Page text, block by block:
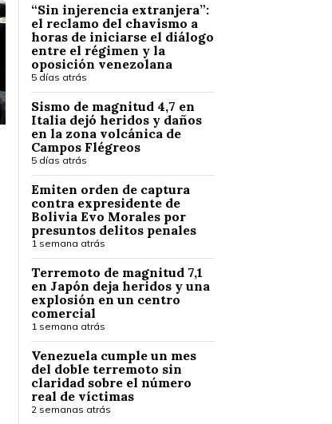
“Sin injerencia extranjera”:
el reclamo del chavismo a
horas de iniciarse el diálogo
entre el régimen y la
oposición venezolana
5 días atrás
Sismo de magnitud 4,7 en
Italia dejó heridos y daños
en la zona volcánica de
Campos Flégreos
5 días atrás
Emiten orden de captura
contra expresidente de
Bolivia Evo Morales por
presuntos delitos penales
1 semana atrás
Terremoto de magnitud 7,1
en Japón deja heridos y una
explosión en un centro
comercial
1 semana atrás
Venezuela cumple un mes
del doble terremoto sin
claridad sobre el número
real de víctimas
2 semanas atrás